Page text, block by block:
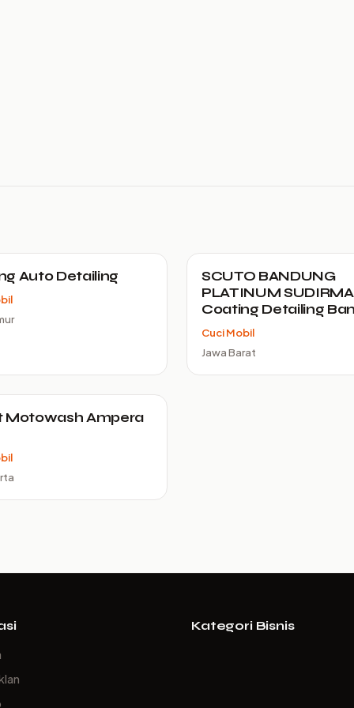
Auto Detailing
SCUTO BANDUNG
PLATINUM
Coating Detailing
Cuci Mobil
Jawa Barat
Motowash Ampera
Kategori Bisnis